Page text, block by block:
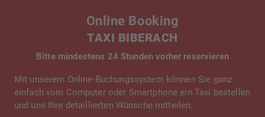
Online Booking
TAXI BIBERACH
Bitte mindestens 24 Stunden vorher reservieren
Mit unserem Online-Buchungssystem können Sie ganz
einfach vom Computer oder Smartphone ein Taxi bestellen
und uns Ihre detaillierten Wünsche mitteilen.